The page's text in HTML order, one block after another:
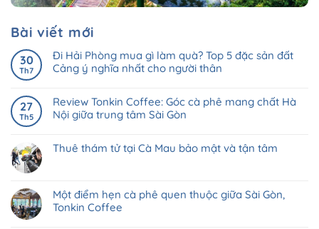
Bài viết mới
30
Th7
Đi Hải Phòng mua gì làm quà? Top 5 đặc sản đất
Cảng ý nghĩa nhất cho người thân
27
Th5
Review Tonkin Coffee: Góc cà phê mang chất Hà
Nội giữa trung tâm Sài Gòn
Thuê thám tử tại Cà Mau bảo mật và tận tâm
Một điểm hẹn cà phê quen thuộc giữa Sài Gòn,
Tonkin Coffee